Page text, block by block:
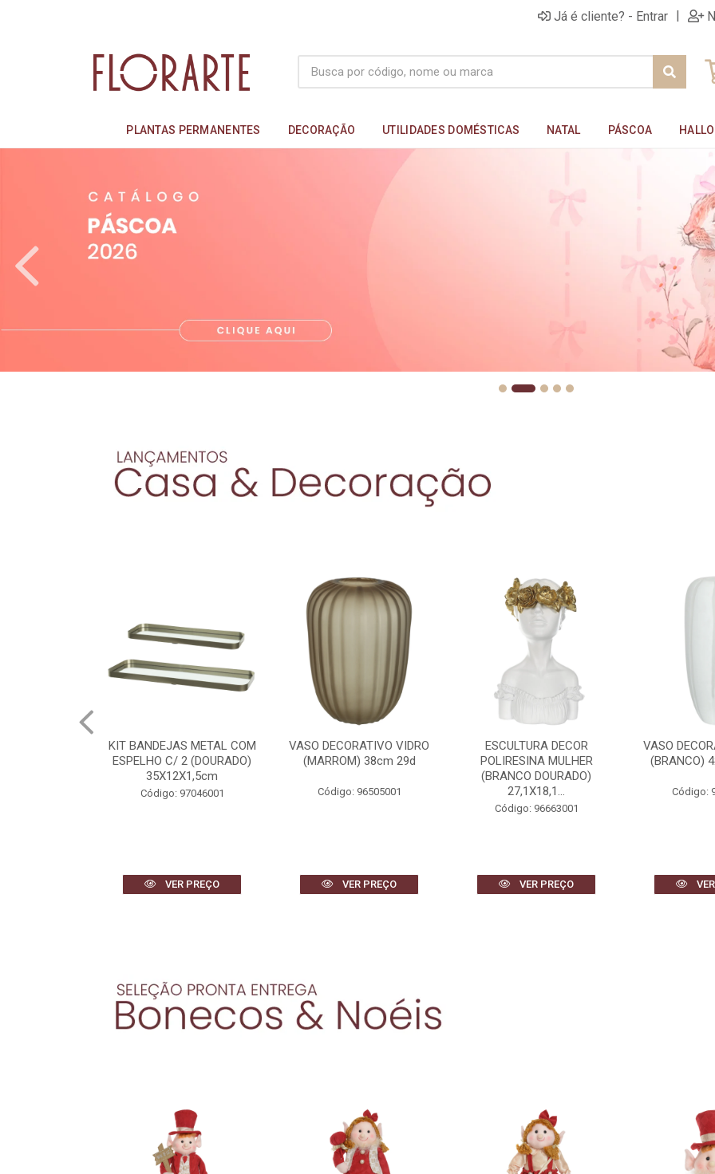
Já é cliente? - Entrar |
PLANTAS PERMANENTES DECORAÇÃO UTILIDADES DOMÉSTICAS NATAL PÁSCOA
VASO DECORATIVO VIDRO
(MARROM) 38cm 29d
Código: 96505001
VER PREÇO
ESCULTURA DECOR
POLIRESINA MULHER
27,1X18,1...
VER PREÇO
VASO DECORATIVO VIDRO
(BRANCO) 42X17X14cm
Código: 96503001
VER PREÇO
VASO
CERAMICA
Código: